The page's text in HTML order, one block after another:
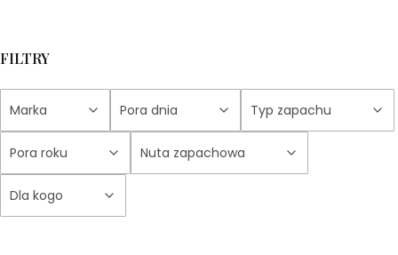
FILTRY
Marka Pora dnia Typ zapachu
Pora roku Nuta zapachowa
Dla kogo